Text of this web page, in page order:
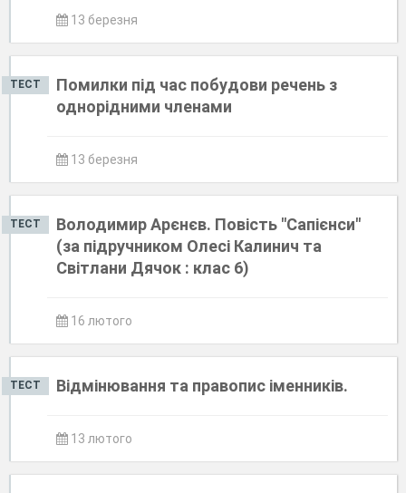
13 березня
ТЕСТ
Помилки під час побудови речень з
однорідними членами
13 березня
ТЕСТ
Володимир Арєнєв. Повість "Сапієнси"
(за підручником Олесі Калинич та
Світлани Дячок : клас 6)
16 лютого
ТЕСТ Відмінювання та правопис іменників.
13 лютого